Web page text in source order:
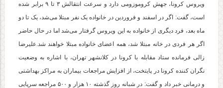
ویروس کرونا، جهش کروموزومی دارد و سرعت انتقالش ۳ تا ۹ برابر شده
است، گفت: اگر در اسفند و فروردین در خانواده یک نفر مبتلا می‌شد، یک تا دو
ماه بعد، فرد دیگری از خانواده به این ویروس گرفتار می‌شد اما در حال حاضر
اگر هر فردی در خانه مبتلا شد، همه اعضای خانواده مبتلا خواهند شد.علیرضا
زالی فرمانده ستاد مقابله با کرونا در کلانشهر تهران، با اشاره به وضعیت
نگران کننده کرونا در پایتخت، از افزایش مراجعات بیماران به مراکز بهداشتی
و درمانی خبر داد و گفت: در شبانه روز گذشته ۱۰ هزار و ۵۰۰ مراجعه سرپایی